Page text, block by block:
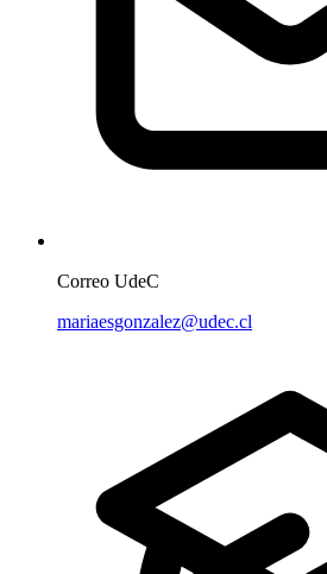
Correo UdeC
mariaesgonzalez@udec.cl